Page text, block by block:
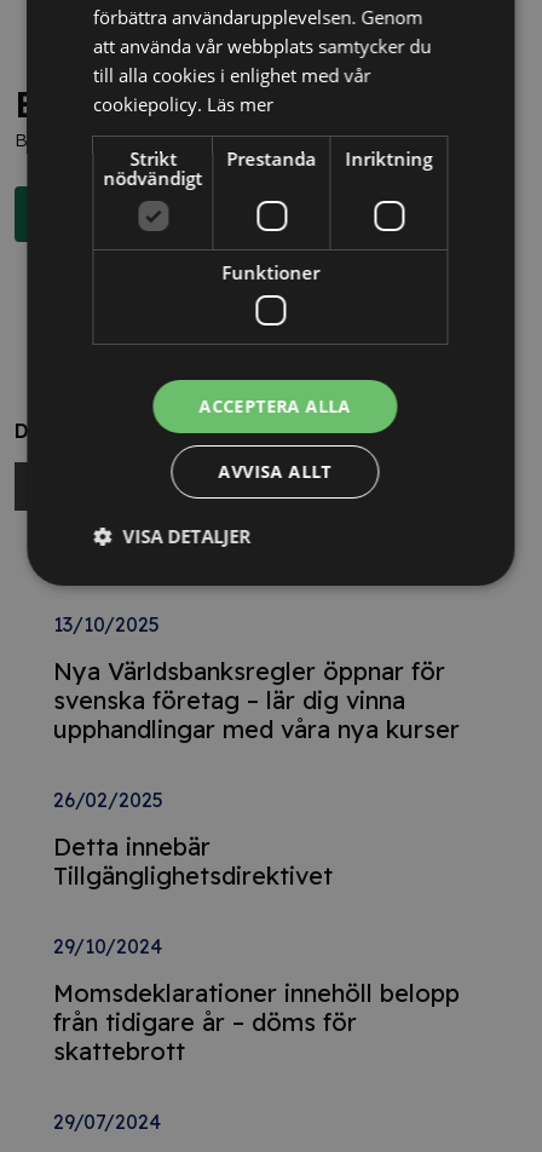
Behöver du juridisk hjälp?
Boka en kostnadsfri konsultation direkt via knappen nedan.
Boka rådgivning
Dela
13/10/2025
Nya Världsbanksregler öppnar för
svenska företag – lär dig vinna
upphandlingar med våra nya kurser
26/02/2025
Detta innebär
Tillgänglighetsdirektivet
29/10/2024
Momsdeklarationer innehöll belopp
från tidigare år – döms för
skattebrott
29/07/2024
förbättra användarupplevelsen. Genom
att använda vår webbplats samtycker du
till alla cookies i enlighet med vår
cookiepolicy. Läs mer
Strikt
nödvändigt
Prestanda Inriktning
Funktioner
ACCEPTERA ALLA
AVVISA ALLT
VISA DETALJER